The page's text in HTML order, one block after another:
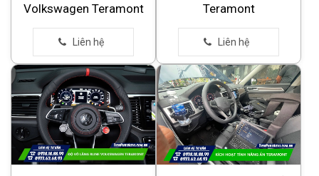
Volkswagen Teramont
Teramont